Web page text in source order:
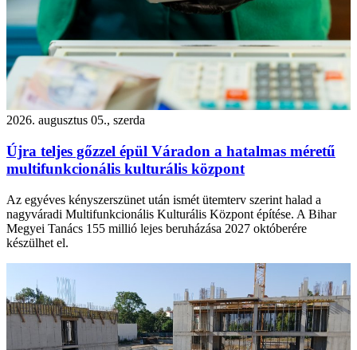
2026. augusztus 05., szerda
Újra teljes gőzzel épül Váradon a hatalmas méretű
multifunkcionális kulturális központ
Az egyéves kényszerszünet után ismét ütemterv szerint halad a
nagyváradi Multifunkcionális Kulturális Központ építése. A Bihar
Megyei Tanács 155 millió lejes beruházása 2027 októberére
készülhet el.